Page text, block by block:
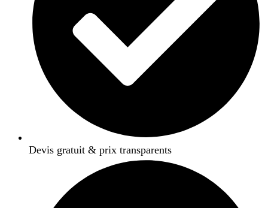
Devis gratuit & prix transparents